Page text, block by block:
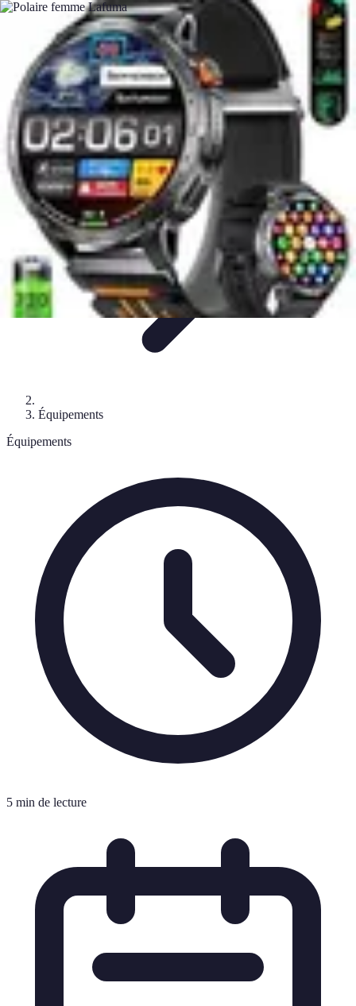
Aventure Sportive
ÉquipementTendancesActivités Sportives ParapentePréparation et
Aventure Sportive
Équipements
Équipements
5 min de lecture